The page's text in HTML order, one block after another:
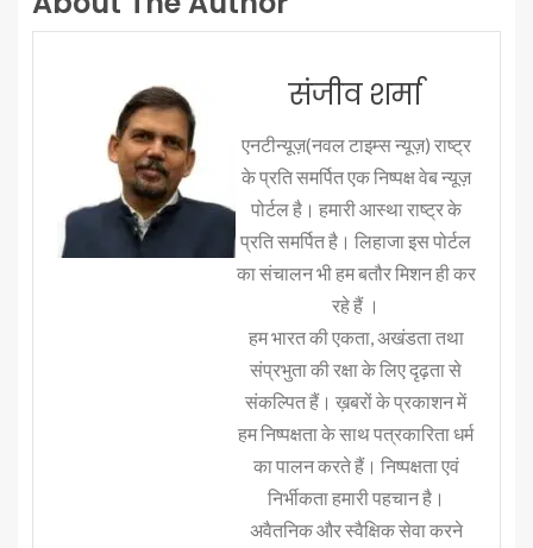
संजीव शर्मा
एनटीन्यूज़(नवल टाइम्स न्यूज़) राष्ट्र
के प्रति समर्पित एक निष्पक्ष वेब न्यूज़
पोर्टल है। हमारी आस्था राष्ट्र के
प्रति समर्पित है। लिहाजा इस पोर्टल
का संचालन भी हम बतौर मिशन ही कर
रहे हैं ।
हम भारत की एकता, अखंडता तथा
संप्रभुता की रक्षा के लिए दृढ़ता से
संकल्पित हैं। ख़बरों के प्रकाशन में
हम निष्पक्षता के साथ पत्रकारिता धर्म
का पालन करते हैं। निष्पक्षता एवं
निर्भीकता हमारी पहचान है।
अवैतनिक और स्वैक्षिक सेवा करने